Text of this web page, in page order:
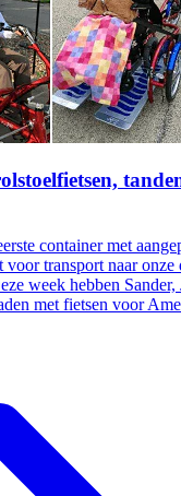
container met
voor transport naar onze
week hebben
met fietsen voor